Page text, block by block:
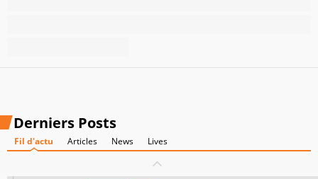
Derniers Posts
Fil d'actu Articles News Lives